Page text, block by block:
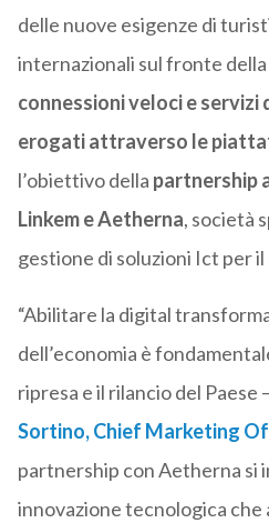
delle nuove esigenze di
internazionali sul fronte della
connessioni veloci e
erogati attraverso le
l’obiettivo della partnership
Linkem e Aetherna, società
gestione di soluzioni Ict per
“Abilitare la digital
dell’economia è
ripresa e il rilancio del Paese
Sortino, Chief Marketing
partnership con Aetherna si
innovazione tecnologica che